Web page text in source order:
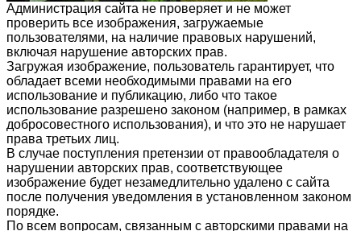
Администрация сайта не проверяет и не может
проверить все изображения, загружаемые
пользователями, на наличие правовых нарушений,
включая нарушение авторских прав.
Загружая изображение, пользователь гарантирует, что
обладает всеми необходимыми правами на его
использование и публикацию, либо что такое
использование разрешено законом (например, в рамках
добросовестного использования), и что это не нарушает
права третьих лиц.
В случае поступления претензии от правообладателя о
нарушении авторских прав, соответствующее
изображение будет незамедлительно удалено с сайта
после получения уведомления в установленном законом
порядке.
По всем вопросам, связанным с авторскими правами на